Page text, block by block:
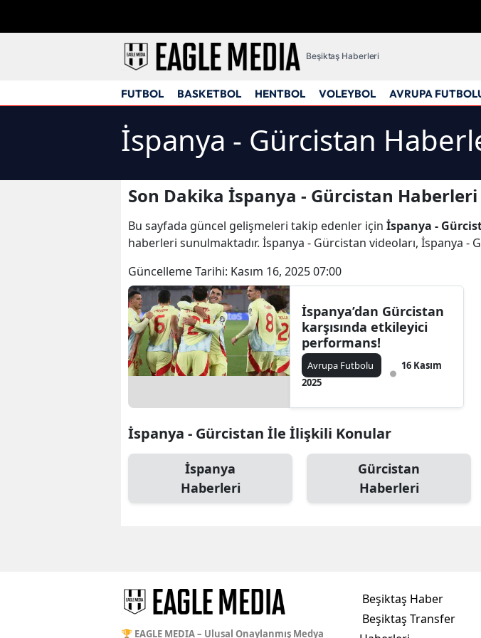
Beşiktaş Haberleri
FUTBOL BASKETBOL HENTBOL VOLEYBOL AVRUPA
İspanya - Gürcistan
Son Dakika İspanya - Gürcistan Haberleri
Bu sayfada güncel gelişmeleri takip edenler için İspanya -
haberleri sunulmaktadır. İspanya - Gürcistan videoları, İspanya
Güncelleme Tarihi: Kasım 16, 2025 07:00
İspanya’dan Gürcistan
karşısında etkileyici
performans!
Avrupa Futbolu
16 Kasım
2025
İspanya - Gürcistan İle İlişkili Konular
İspanya
Haberleri
Gürcistan
Haberleri
🏆 EAGLE MEDIA – Ulusal Onaylanmış Medya
Beşiktaş Haber
Beşiktaş Transfer